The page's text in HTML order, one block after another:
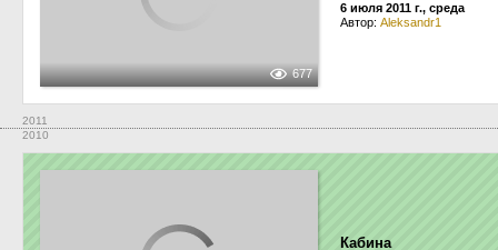
677
6 июля 2011 г., среда
Автор: Aleksandr1
2011
2010
Кабина